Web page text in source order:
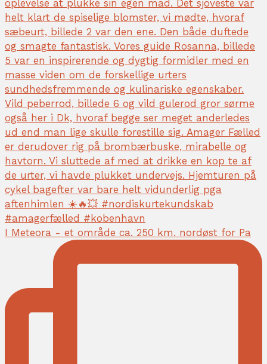
I Meteora - et område ca. 250 km. nordøst for Pa